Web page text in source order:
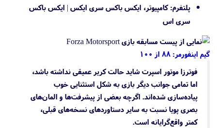
پلتفرم: کامپیوتر، ایکس باکس سری ایکس | ایکس باکس
سری اس
گیم اینفورمر: ۸۸ از ۱۰۰
فوترزا موتور اسپرت شاید حالت کریر عمیقی نداشته باشد،
اما تمامی جوانب دیگر بازی به شکل استثنایی خوب
پیاده‌سازی شده‌اند. اگرچه بعضی از پیشرفت‌ها و المان‌های
بصری پویا نسبت به سایر دستاوردهای نسخه‌های قبلی،
کمتر واقع‌گرایانه است.